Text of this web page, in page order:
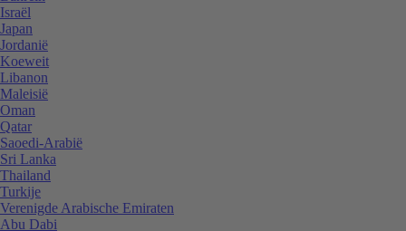
Israël
Japan
Jordanië
Koeweit
Libanon
Maleisië
Oman
Qatar
Saoedi-Arabië
Sri Lanka
Thailand
Turkije
Verenigde Arabische Emiraten
Abu Dabi